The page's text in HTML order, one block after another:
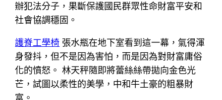
辦犯法分子，果斷保護國民群眾性命財富平安和
社會協調穩固。
護脊工學椅 張水瓶在地下室看到這一幕，氣得渾
身發抖，但不是因為害怕，而是因為對財富庸俗
化的憤怒。 林天秤隨即將蕾絲絲帶拋向金色光
芒，試圖以柔性的美學，中和牛土豪的粗暴財
富。